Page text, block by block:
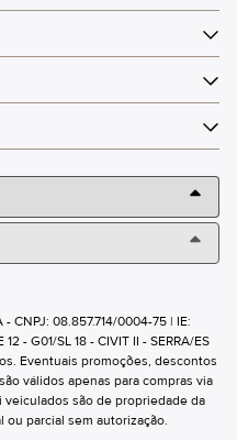
CNPJ: 08.857.714/0004-75 | IE:
- G01/SL 18 - CIVIT II - SERRA/ES
Eventuais promoções, descontos
válidos apenas para compras via
são de propriedade da
ou parcial sem autorização.